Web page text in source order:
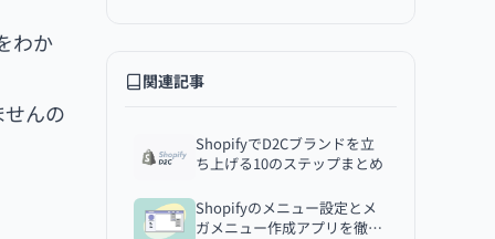
わか
んの
関連記事
ShopifyでD2Cブランドを立
ち上げる10のステップまとめ
Shopifyのメニュー設定とメ
ガメニュー作成アプリを徹底